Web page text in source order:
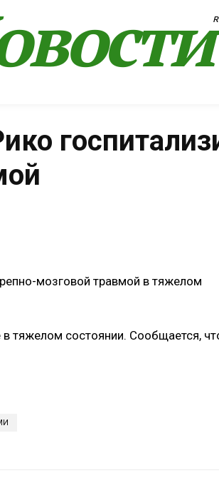
мозговой травмой в тяжелом
тяжелом состоянии. Сообщается,